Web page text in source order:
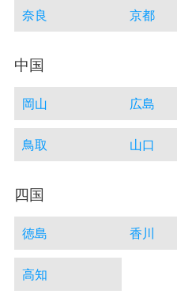
奈良 京都
中国
岡山 広島
鳥取 山口
四国
徳島 香川
高知